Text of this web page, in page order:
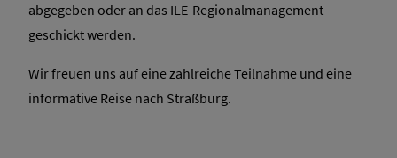
abgegeben oder an das ILE-Regionalmanagement
geschickt werden.
Wir freuen uns auf eine zahlreiche Teilnahme und eine
informative Reise nach Straßburg.